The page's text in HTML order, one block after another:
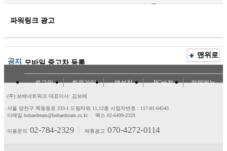
고
파워링크 광고
공지 모바일 중고차 등록
맨위로
로그인 회원가입 앱설치 PC버전 전체메뉴
(주) 보배네트워크 대표이사: 김보배
서울 양천구 목동동로 233-1 드림타워 11,12층 사업자번호 : 117-81-64543
이메일 bobaedream@bobaedream.co.kr
팩스 02-6499-2329
이용문의 02-784-2329 제휴광고 070-4272-0114